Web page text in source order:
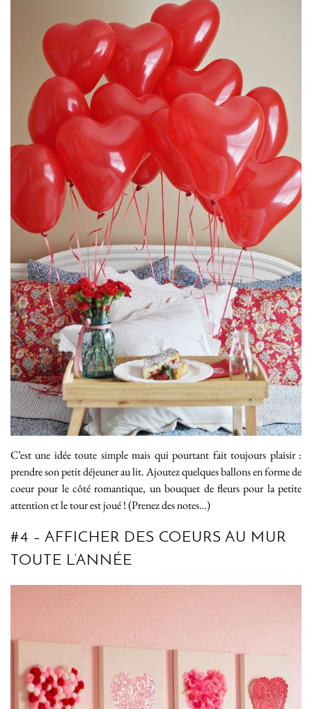
C’est une idée toute simple mais qui pourtant fait toujours plaisir :
prendre son petit déjeuner au lit. Ajoutez quelques ballons en forme de
coeur pour le côté romantique, un bouquet de fleurs pour la petite
attention et le tour est joué ! (Prenez des notes…)
#4 – AFFICHER DES COEURS AU MUR
TOUTE L’ANNÉE